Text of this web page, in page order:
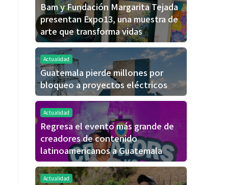
Bam y Fundación Margarita Tejada
presentan Expo13, una muestra de
arte que transforma vidas
Actualidad
Guatemala pierde millones por
bloqueo a proyectos eléctricos
Actualidad
Regresa el evento más grande de
creadores de contenido
latinoamericanos a Guatemala
Actualidad